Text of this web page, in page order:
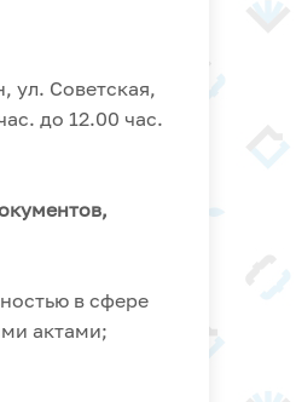
ул. Советская,
до 12.00 час.
в сфере
актами;